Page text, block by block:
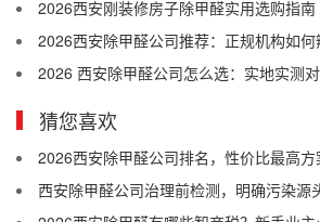
2026西安刚装修房子除甲醛实用选购指南
2026西安除甲醛公司推荐：正规机构如何
2026 西安除甲醛公司怎么选：实地实测对比帮
猜您喜欢
2026西安除甲醛公司排名，性价比最高方
西安除甲醛公司治理前检测，明确污染源